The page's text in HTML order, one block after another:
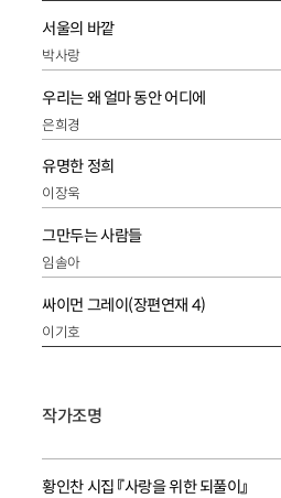
서울의 바깥
박사랑
우리는 왜 얼마 동안 어디에
은희경
유명한 정희
이장욱
그만두는 사람들
임솔아
싸이먼 그레이(장편연재 4)
이기호
작가조명
황인찬 시집 『사랑을 위한 되풀이』